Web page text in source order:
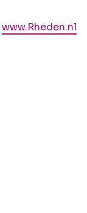
www.Rheden.nl